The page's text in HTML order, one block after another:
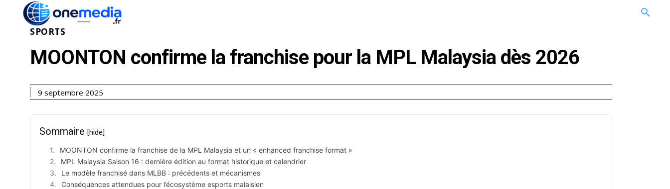
MORE
SPORTS
MOONTON confirme la franchise pour la MPL Malaysia dès 2026
9 septembre 2025
Sommaire [hide]
MOONTON confirme la franchise de la MPL Malaysia et un « enhanced franchise format »
MPL Malaysia Saison 16 : dernière édition au format historique et calendrier
Le modèle franchisé dans MLBB : précédents et mécanismes
Conséquences attendues pour l’écosystème esports malaisien